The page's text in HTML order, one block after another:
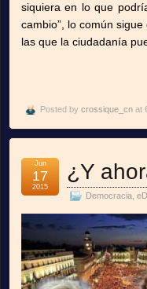
siquiera en lo que
cambio”, lo común
las que la ciudadanía
Posted by crossique_cn at
¿Y
Democracia
Jun
17
2015